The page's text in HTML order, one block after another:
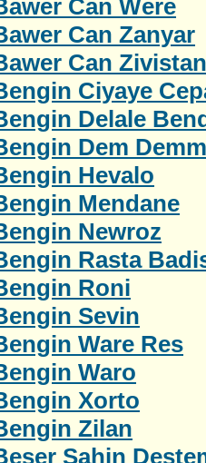
Can Were
Can Zanyar
Can
Ciyaye
Delale
Dem
Hevalo
Mendane
Newroz
Rasta
Roni
Sevin
Ware Res
Waro
Xorto
Zilan
Sahin